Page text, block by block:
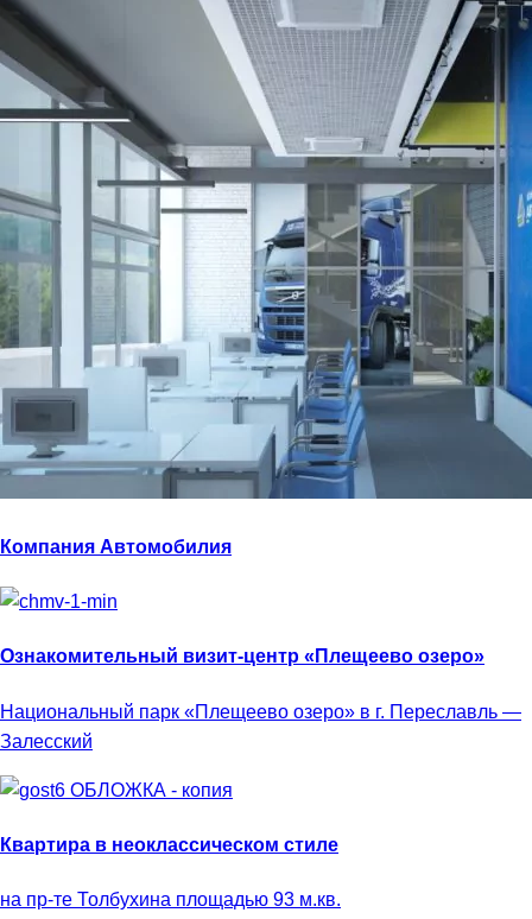
Компания Автомобилия
Ознакомительный визит-центр «Плещеево озеро»
Национальный парк «Плещеево озеро» в г. Переславль —
Залесский
Квартира в неоклассическом стиле
на пр-те Толбухина площадью 93 м.кв.